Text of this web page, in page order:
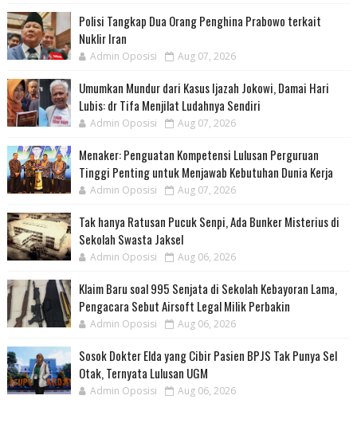
Polisi Tangkap Dua Orang Penghina Prabowo terkait
Nuklir Iran
Admin Oposisi Aug 07, 2026
Umumkan Mundur dari Kasus Ijazah Jokowi, Damai Hari
Lubis: dr Tifa Menjilat Ludahnya Sendiri
Admin Oposisi Aug 07, 2026
Menaker: Penguatan Kompetensi Lulusan Perguruan
Tinggi Penting untuk Menjawab Kebutuhan Dunia Kerja
Admin Oposisi Aug 07, 2026
Tak hanya Ratusan Pucuk Senpi, Ada Bunker Misterius di
Sekolah Swasta Jaksel
Admin Oposisi Aug 06, 2026
Klaim Baru soal 995 Senjata di Sekolah Kebayoran Lama,
Pengacara Sebut Airsoft Legal Milik Perbakin
Admin Oposisi Aug 06, 2026
Sosok Dokter Elda yang Cibir Pasien BPJS Tak Punya Sel
Otak, Ternyata Lulusan UGM
Admin Oposisi Aug 06, 2026